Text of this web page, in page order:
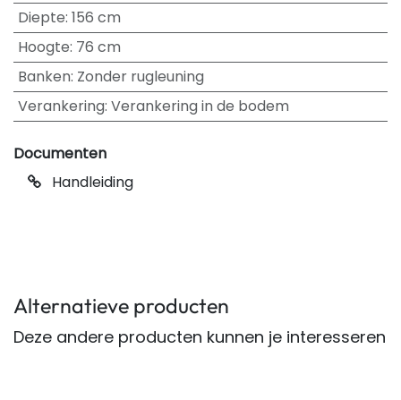
Diepte: 156 cm
Hoogte: 76 cm
Banken: Zonder rugleuning
Verankering: Verankering in de bodem
Documenten
Handleiding
Alternatieve producten
Deze andere producten kunnen je interesseren